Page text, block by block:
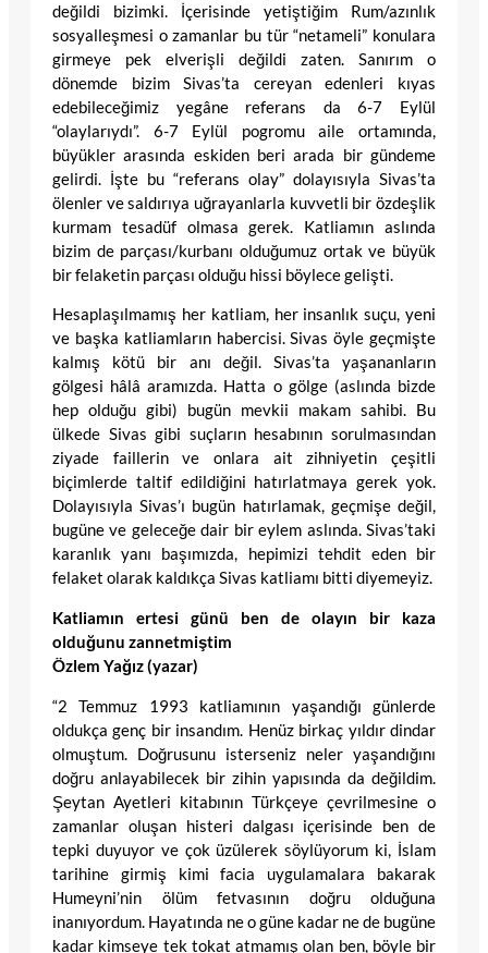
değildi bizimki. İçerisinde yetiştiğim Rum/azınlık
sosyalleşmesi o zamanlar bu tür “netameli” konulara
girmeye pek elverişli değildi zaten. Sanırım o
dönemde bizim Sivas’ta cereyan edenleri kıyas
edebileceğimiz yegâne referans da 6-7 Eylül
“olaylarıydı”. 6-7 Eylül pogromu aile ortamında,
büyükler arasında eskiden beri arada bir gündeme
gelirdi. İşte bu “referans olay” dolayısıyla Sivas’ta
ölenler ve saldırıya uğrayanlarla kuvvetli bir özdeşlik
kurmam tesadüf olmasa gerek. Katliamın aslında
bizim de parçası/kurbanı olduğumuz ortak ve büyük
bir felaketin parçası olduğu hissi böylece gelişti.
Hesaplaşılmamış her katliam, her insanlık suçu, yeni
ve başka katliamların habercisi. Sivas öyle geçmişte
kalmış kötü bir anı değil. Sivas’ta yaşananların
gölgesi hâlâ aramızda. Hatta o gölge (aslında bizde
hep olduğu gibi) bugün mevkii makam sahibi. Bu
ülkede Sivas gibi suçların hesabının sorulmasından
ziyade faillerin ve onlara ait zihniyetin çeşitli
biçimlerde taltif edildiğini hatırlatmaya gerek yok.
Dolayısıyla Sivas’ı bugün hatırlamak, geçmişe değil,
bugüne ve geleceğe dair bir eylem aslında. Sivas’taki
karanlık yanı başımızda, hepimizi tehdit eden bir
felaket olarak kaldıkça Sivas katliamı bitti diyemeyiz.
Katliamın ertesi günü ben de olayın bir kaza
olduğunu zannetmiştim
Özlem Yağız (yazar)
“2 Temmuz 1993 katliamının yaşandığı günlerde
oldukça genç bir insandım. Henüz birkaç yıldır dindar
olmuştum. Doğrusunu isterseniz neler yaşandığını
doğru anlayabilecek bir zihin yapısında da değildim.
Şeytan Ayetleri kitabının Türkçeye çevrilmesine o
zamanlar oluşan histeri dalgası içerisinde ben de
tepki duyuyor ve çok üzülerek söylüyorum ki, İslam
tarihine girmiş kimi facia uygulamalara bakarak
Humeyni’nin ölüm fetvasının doğru olduğuna
inanıyordum. Hayatında ne o güne kadar ne de bugüne
kadar kimseye tek tokat atmamış olan ben, böyle bir